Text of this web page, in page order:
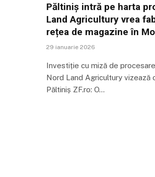
Păltiniș intră pe harta
Land Agricultury vrea
rețea de magazine în
29 ianuarie 2026
Investiție cu miză de
Nord Land Agricultury vizează
Păltiniș ZF.ro: O…